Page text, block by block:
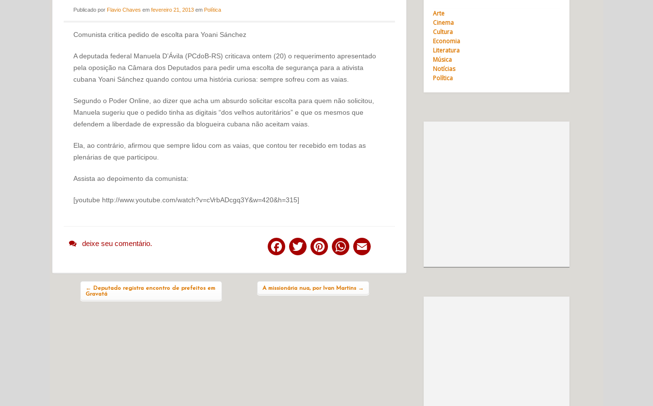
Publicado por Flavio Chaves em fevereiro 21, 2013em Política
Comunista critica pedido de escolta para Yoani Sánchez
A deputada federal Manuela D’Ávila (PCdoB-RS) criticava ontem (20) o requerimento apresentado
pela oposição na Câmara dos Deputados para pedir uma escolta de segurança para a ativista
cubana Yoani Sánchez quando contou uma história curiosa: sempre sofreu com as vaias.
Segundo o Poder Online, ao dizer que acha um absurdo solicitar escolta para quem não solicitou,
Manuela sugeriu que o pedido tinha as digitais “dos velhos autoritários” e que os mesmos que
defendem a liberdade de expressão da blogueira cubana não aceitam vaias.
Ela, ao contrário, afirmou que sempre lidou com as vaias, que contou ter recebido em todas as
plenárias de que participou.
Assista ao depoimento da comunista:
[youtube http://www.youtube.com/watch?v=cVrbADcgq3Y&w=420&h=315]
deixe seu comentário.
Facebook
Twitter PinterestWhatsApp
←
Deputado registra encontro de prefeitos em
Gravatá
A missionária nua, por Ivan Martins →
Arte
Cinema
Cultura
Economia
Literatura
Música
Notícias
Política